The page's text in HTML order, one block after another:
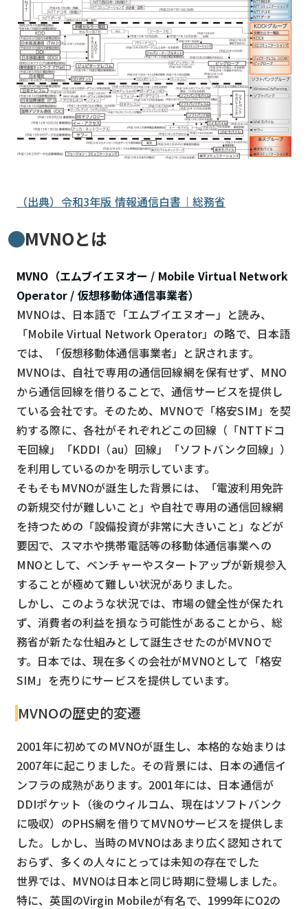
（出典）令和3年版 情報通信白書｜総務省
MVNOとは
MVNO（エムブイエヌオー / Mobile Virtual Network
Operator / 仮想移動体通信事業者）
MVNOは、日本語で「エムブイエヌオー」と読み、
「Mobile Virtual Network Operator」の略で、日本語
では、「仮想移動体通信事業者」と訳されます。
MVNOは、自社で専用の通信回線網を保有せず、MNO
から通信回線を借りることで、通信サービスを提供し
ている会社です。そのため、MVNOで「格安SIM」を契
約する際に、各社がそれぞれどこの回線（「NTTドコ
モ回線」「KDDI（au）回線」「ソフトバンク回線」）
を利用しているのかを明示しています。
そもそもMVNOが誕生した背景には、「電波利用免許
の新規交付が難しいこと」や自社で専用の通信回線網
を持つための「設備投資が非常に大きいこと」などが
要因で、スマホや携帯電話等の移動体通信事業への
MNOとして、ベンチャーやスタートアップが新規参入
することが極めて難しい状況がありました。
しかし、このような状況では、市場の健全性が保たれ
ず、消費者の利益を損なう可能性があることから、総
務省が新たな仕組みとして誕生させたのがMVNOで
す。日本では、現在多くの会社がMVNOとして「格安
SIM」を売りにサービスを提供しています。
MVNOの歴史的変遷
2001年に初めてのMVNOが誕生し、本格的な始まりは
2007年に起こりました。その背景には、日本の通信イ
ンフラの成熟があります。2001年には、日本通信が
DDIポケット（後のウィルコム、現在はソフトバンク
に吸収）のPHS網を借りてMVNOサービスを提供しま
した。しかし、当時のMVNOはあまり広く認知されて
おらず、多くの人々にとっては未知の存在でした
世界では、MVNOは日本と同じ時期に登場しました。
特に、英国のVirgin Mobileが有名で、1999年にO2の